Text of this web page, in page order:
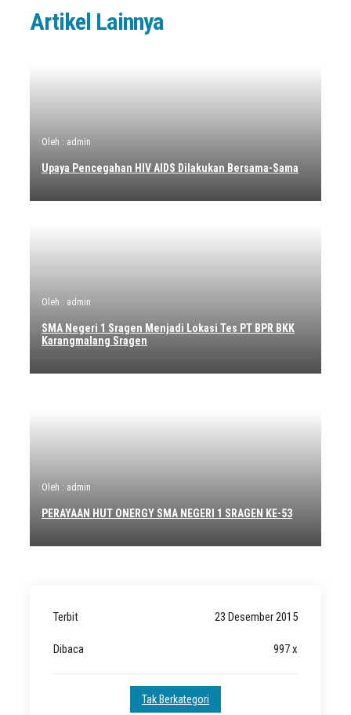
Artikel Lainnya
Oleh : admin
Upaya Pencegahan HIV AIDS Dilakukan Bersama-Sama
Oleh : admin
SMA Negeri 1 Sragen Menjadi Lokasi Tes PT BPR BKK
Karangmalang Sragen
Oleh : admin
PERAYAAN HUT ONERGY SMA NEGERI 1 SRAGEN KE-53
Terbit 23 Desember 2015
Dibaca 997 x
Tak Berkategori